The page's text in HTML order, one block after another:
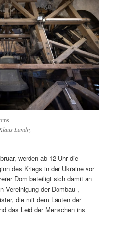
Landry
werden ab 12 Uhr die
des Kriegs in der Ukraine vor
Dom beteiligt sich damit an
Vereinigung der Dombau-,
die mit dem Läuten der
das Leid der Menschen ins